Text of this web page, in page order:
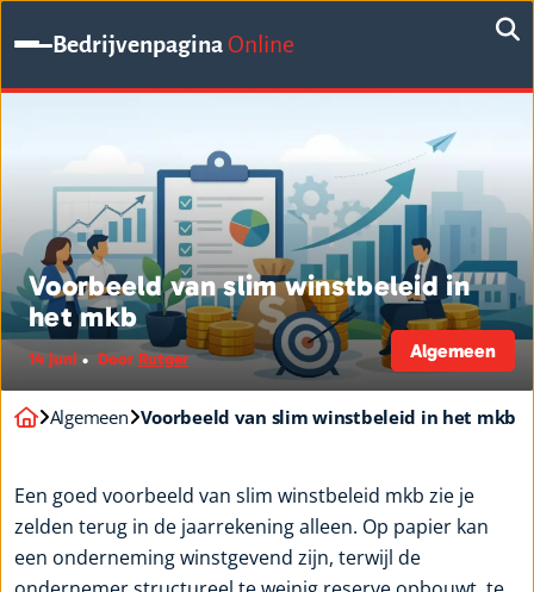
BedrijvenpaginaOnline
Algemeen
Voorbeeld van slim winstbeleid in
het mkb
14 juni Door Rutger
Algemeen Voorbeeld van slim winstbeleid in het mkb
Een goed voorbeeld van slim winstbeleid mkb zie je
zelden terug in de jaarrekening alleen. Op papier kan
een onderneming winstgevend zijn, terwijl de